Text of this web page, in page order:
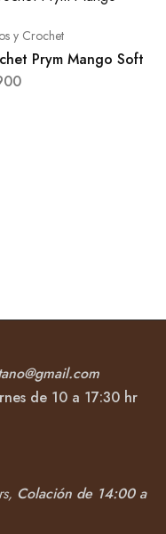
y Crochet
Prym Mango Soft
de 10 a 17:30 hr
Colación de 14:00 a